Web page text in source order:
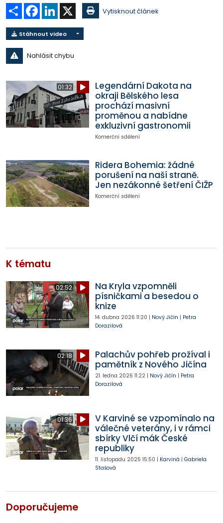
Sdílet Facebook
LinkedIn Vytisknout článek
Stáhnout video
Nahlásit chybu
01:32
Legendární Dakota na
okraji Bělského lesa
prochází masivní
proměnou a nabídne
exkluzivní gastronomii
Komerční sdělení
Ridera Bohemia: žádné
porušení na naší straně.
Jen nezákonné šetření ČIŽP
Komerční sdělení
K tématu
02:52
Na Kryla vzpomněli
písničkami a besedou o
knize
14. dubna 2026 11:20 | Nový Jičín | Petra
Dorazilová
02:18
Palachův pohřeb prožíval i
pamětník z Nového Jičína
21. ledna 2026 11:22| Nový Jičín | Petra
Dorazilová
01:36
V Karviné se vzpomínalo na
válečné veterány, i v rámci
sbírky Vlčí mák České
republiky
11. listopadu 2025 15:50 | Karviná | Gabriela
Stašová
Doporučujeme